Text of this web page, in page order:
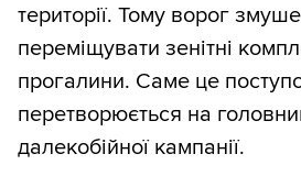
території. Тому ворог
переміщувати зенітні
прогалини. Саме це
перетворюється на
далекобійної кампанії.